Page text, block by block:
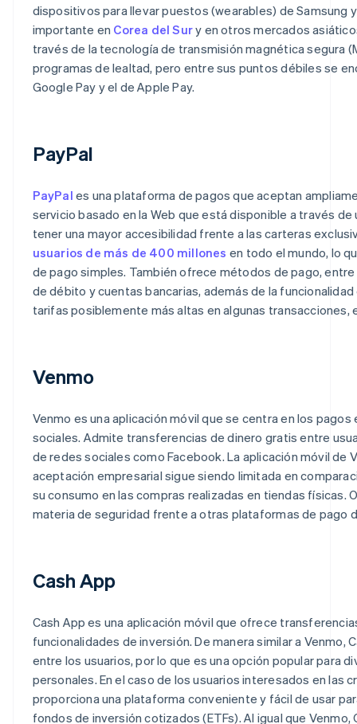
dispositivos para llevar puestos (wearables) de Samsung
importante en Corea del Sury en otros mercados
través de la tecnología de transmisión magnética segura
programas de lealtad, pero entre sus puntos débiles se
Google Pay y el de Apple Pay.
PayPal
PayPal es una plataforma de pagos que aceptan
servicio basado en la Web que está disponible a través
tener una mayor accesibilidad frente a las carteras
usuarios de más de 400 millones en todo el mundo, lo
de pago simples. También ofrece métodos de pago,
de débito y cuentas bancarias, además de la
tarifas posiblemente más altas en algunas
Venmo
Venmo es una aplicación móvil que se centra en los
sociales. Admite transferencias de dinero gratis entre
de redes sociales como Facebook. La aplicación móvil de
aceptación empresarial sigue siendo limitada en
su consumo en las compras realizadas en tiendas
materia de seguridad frente a otras plataformas de pago
Cash App
Cash App es una aplicación móvil que ofrece
funcionalidades de inversión. De manera similar a
entre los usuarios, por lo que es una opción popular para
personales. En el caso de los usuarios interesados en las
proporciona una plataforma conveniente y fácil de usar
fondos de inversión cotizados (ETFs). Al igual que